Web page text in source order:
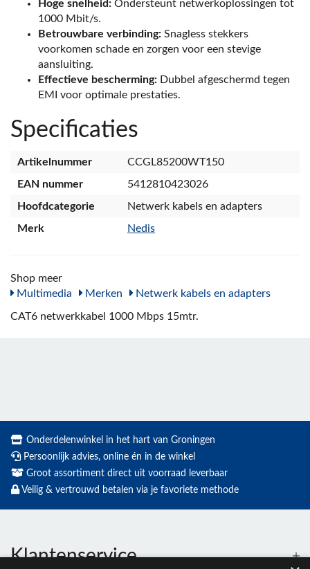
Hoge snelheid: Ondersteunt netwerkoplossingen tot
1000 Mbit/s.
Betrouwbare verbinding: Snagless stekkers
voorkomen schade en zorgen voor een stevige
aansluiting.
Effectieve bescherming: Dubbel afgeschermd tegen
EMI voor optimale prestaties.
Specificaties
Artikelnummer
CCGL85200WT150
EAN nummer
5412810423026
Hoofdcategorie
Netwerk kabels en adapters
Merk
Nedis
Shop meer
Multimedia
Merken Netwerk kabels en adapters
CAT6 netwerkkabel 1000 Mbps 15mtr.
Onderdelenwinkel in het hart van Groningen
Persoonlijk advies, online én in de winkel
Groot assortiment direct uit voorraad leverbaar
Veilig & vertrouwd betalen via je favoriete methode
Klantenservice